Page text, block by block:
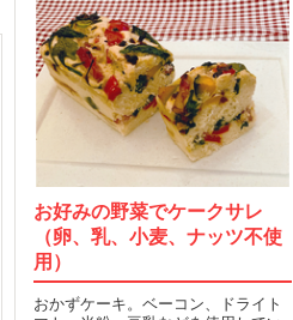
お好みの野菜でケークサレ
（卵、乳、小麦、ナッツ不使
用）
おかずケーキ。ベーコン、ドライト